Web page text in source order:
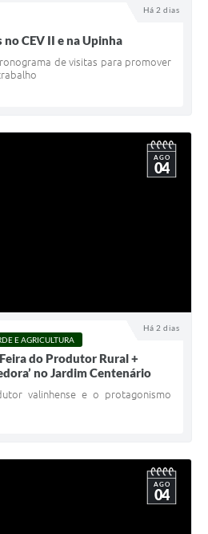
Há 2 dias
CEV II e na Upinha
de visitas para promover
Há 2 dias
AGO
04
E AGRICULTURA
do Produtor Rural +
no Jardim Centenário
valinhense e o protagonismo
AGO
04